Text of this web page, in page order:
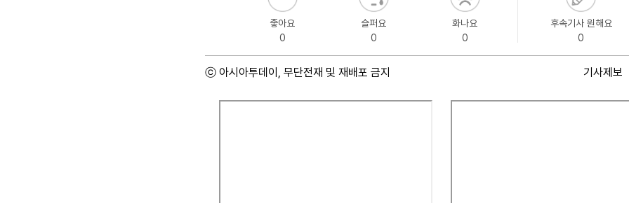
좋아요
0
슬퍼요
0
화나요
0
후속기사 원해요
0
ⓒ 아시아투데이, 무단전재 및 재배포 금지 기사제보